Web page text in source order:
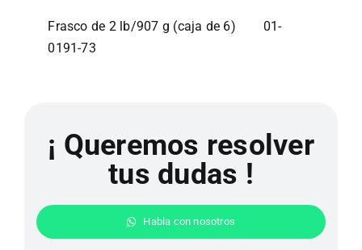
Frasco de 2 lb/907 g (caja de 6) 01-
0191-73
¡ Queremos resolver
tus dudas !
Habla con nosotros